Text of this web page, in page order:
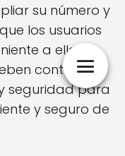
su número y
los usuarios
a ellas.
contar con
seguridad para
y seguro de